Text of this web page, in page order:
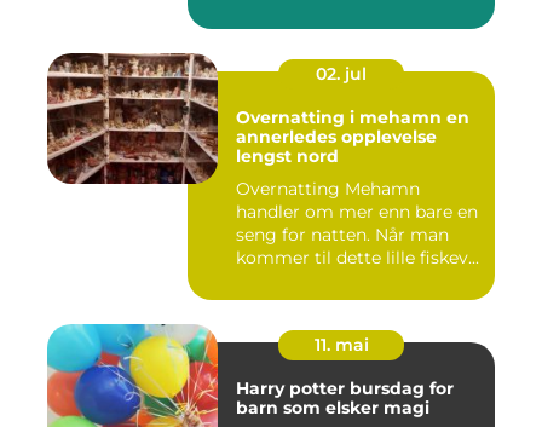
02. jul
Overnatting i mehamn en
annerledes opplevelse
lengst nord
Overnatting Mehamn
handler om mer enn bare en
seng for natten. Når man
kommer til dette lille fiskev...
11. mai
Harry potter bursdag for
barn som elsker magi